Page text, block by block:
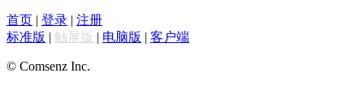
首页 | 登录 | 注册
标准版 | 触屏版 | 电脑版 | 客户端
© Comsenz Inc.